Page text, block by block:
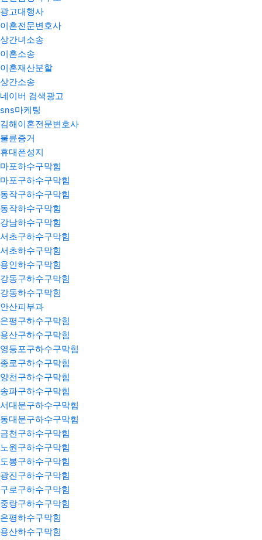
광고대행사
이혼전문변호사
상간녀소송
이혼소송
이혼재산분할
상간소송
네이버 검색광고
sns마케팅
김해이혼전문변호사
불륜증거
휴대폰성지
마포하수구막힘
마포구하수구막힘
동작구하수구막힘
동작하수구막힘
강남하수구막힘
서초구하수구막힘
서초하수구막힘
용인하수구막힘
강동구하수구막힘
강동하수구막힘
안산피부과
은평구하수구막힘
용산구하수구막힘
영등포구하수구막힘
종로구하수구막힘
양천구하수구막힘
송파구하수구막힘
서대문구하수구막힘
동대문구하수구막힘
금천구하수구막힘
노원구하수구막힘
도봉구하수구막힘
광진구하수구막힘
구로구하수구막힘
중랑구하수구막힘
은평하수구막힘
용산하수구막힘